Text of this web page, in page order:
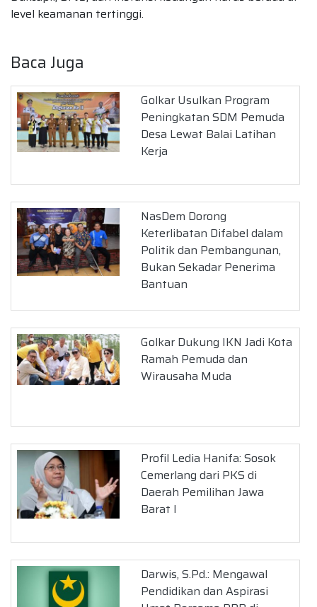
level keamanan tertinggi.
Baca Juga
Golkar Usulkan Program
Peningkatan SDM Pemuda
Desa Lewat Balai Latihan
Kerja
NasDem Dorong
Keterlibatan Difabel dalam
Politik dan Pembangunan,
Bukan Sekadar Penerima
Bantuan
Golkar Dukung IKN Jadi Kota
Ramah Pemuda dan
Wirausaha Muda
Profil Ledia Hanifa: Sosok
Cemerlang dari PKS di
Daerah Pemilihan Jawa
Barat I
Darwis, S.Pd.: Mengawal
Pendidikan dan Aspirasi